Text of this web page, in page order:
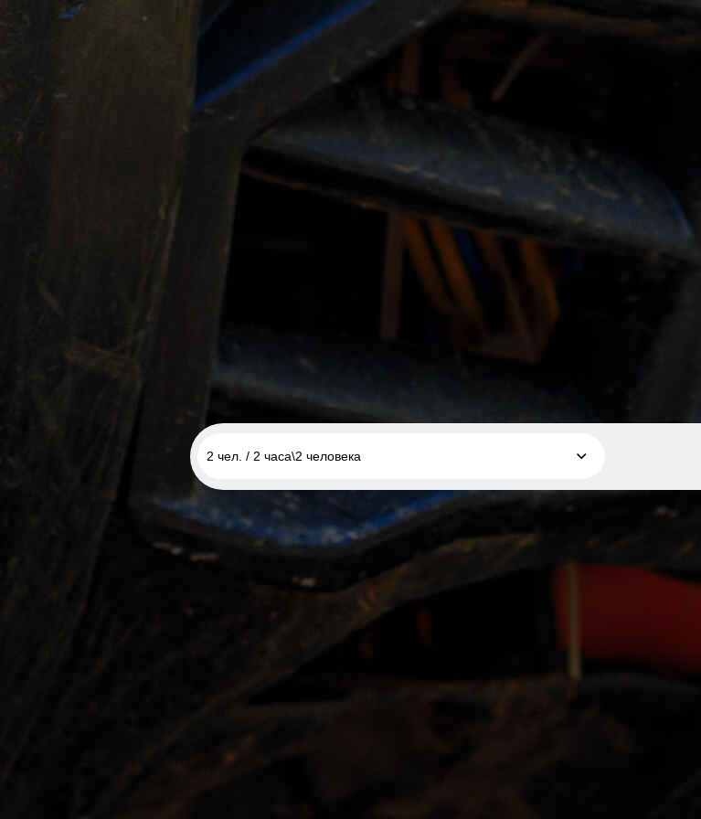
2 чел. / 2 часа\2 человека
1 чел. / 1 час 1 400 грн
2 чел. / 1 час\2 человека 2 800 грн
1 чел. / 2 часа
2 чел. / 2 часа\2 человека